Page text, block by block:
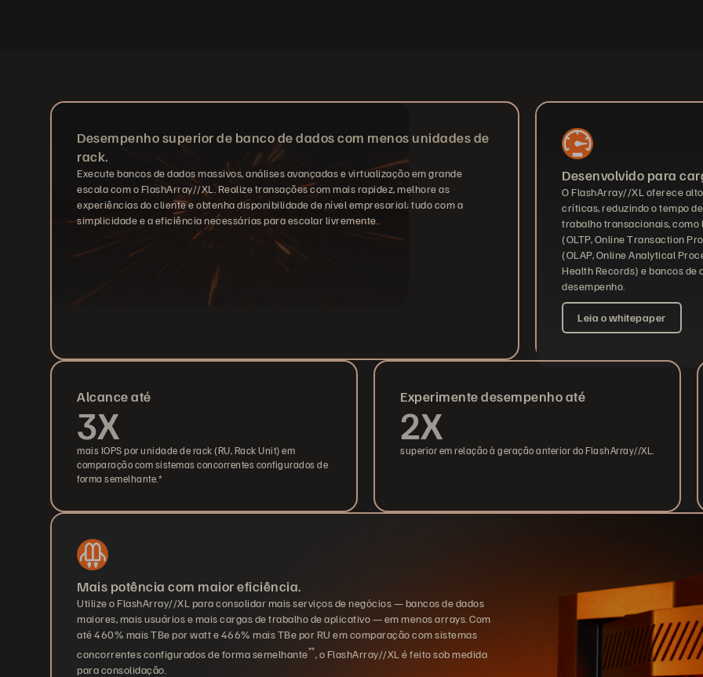
Desempenho superior de banco de dados com menos unidades de
rack.
Execute bancos de dados massivos, análises avançadas e virtualização em grande
escala com o FlashArray//XL. Realize transações com mais rapidez, melhore as
experiências do cliente e obtenha disponibilidade de nível empresarial; tudo com a
simplicidade e a eficiência necessárias para escalar livremente.
Desenvolvido para
O FlashArray//XL oferece
críticas, reduzindo o tempo
trabalho transacionais, como
(OLTP, Online Transaction
(OLAP, Online Analytical
Health Records) e bancos de
desempenho.
Leia o whitepaper
Alcance até
3X
mais IOPS por unidade de rack (RU, Rack Unit) em
comparação com sistemas concorrentes configurados de
forma semelhante.*
Experimente desempenho até
2X
superior em relação à geração anterior do FlashArray//XL.
Mais potência com maior eficiência.
Utilize o FlashArray//XL para consolidar mais serviços de negócios — bancos de dados
maiores, mais usuários e mais cargas de trabalho de aplicativo — em menos arrays. Com
até 460% mais TBe por watt e 466% mais TBe por RU em comparação com sistemas
concorrentes configurados de forma semelhante**, o FlashArray//XL é feito sob medida
para consolidação.